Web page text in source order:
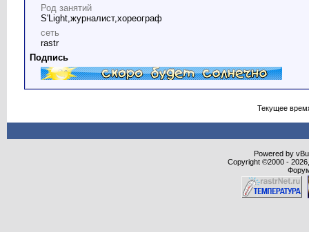
Род занятий
S'Light,журналист,хореограф
сеть
rastr
Подпись
Текущее
Powered by
Copyright ©2000 -